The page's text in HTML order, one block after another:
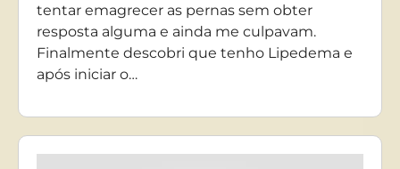
tentar emagrecer as pernas sem obter
resposta alguma e ainda me culpavam.
Finalmente descobri que tenho Lipedema e
após iniciar o…